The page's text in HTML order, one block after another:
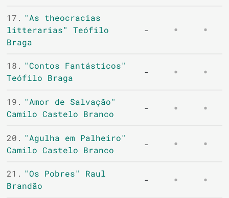
17. "As theocracias
litterarias" Teófilo
Braga
-
18. "Contos Fantásticos"
Teófilo Braga
-
19. "Amor de Salvação"
Camilo Castelo Branco
-
20. "Agulha em Palheiro"
Camilo Castelo Branco
-
21. "Os Pobres" Raul
Brandão
-